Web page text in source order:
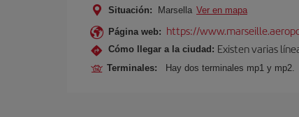
Situación: Marsella Ver en mapa
Página web: https://
Cómo llegar a la ciudad: Existen varias
Terminales: Hay dos terminales mp1 y mp2.